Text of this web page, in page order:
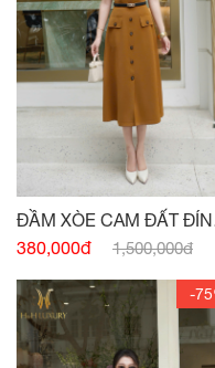
ĐẦM XÒE CAM ĐẤT
CÚC
380,000đ 1,500,000đ
-